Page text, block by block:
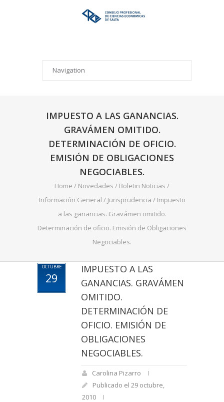
IMPUESTO A LAS GANANCIAS.
GRAVÁMEN OMITIDO.
DETERMINACIÓN DE OFICIO.
EMISIÓN DE OBLIGACIONES
NEGOCIABLES.
Home / Novedades / Boletin Noticias /
Información General / Jurisprudencia / Impuesto
a las ganancias. Gravámen omitido.
Determinación de oficio. Emisión de Obligaciones
Negociables.
OCTUBRE
29
IMPUESTO A LAS
GANANCIAS. GRAVÁMEN
OMITIDO.
DETERMINACIÓN DE
OFICIO. EMISIÓN DE
OBLIGACIONES
NEGOCIABLES.
Carolina Pizarro
Publicado el 29 octubre,
2010